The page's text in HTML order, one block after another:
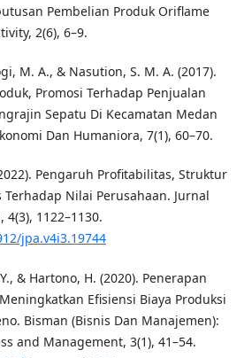
Pembelian Produk Oriflame
2(6), 6–9.
M. A., & Nasution, S. M. A. (2017).
Promosi Terhadap Penjualan
Sepatu Di Kecamatan Medan
Dan Humaniora, 7(1), 60–70.
Pengaruh Profitabilitas, Struktur
Nilai Perusahaan. Jurnal
1122–1130.
jpa.v4i3.19744
& Hartono, H. (2020). Penerapan
Efisiensi Biaya Produksi
Bisman (Bisnis Dan Manajemen):
and Management, 3(1), 41–54.